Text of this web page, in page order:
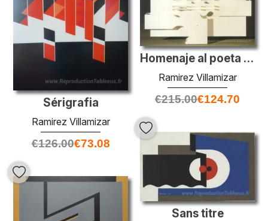
Sérigrafia
Ramirez Villamizar
€126.00€73.08
Homenaje al poeta Jorge Gaitan Duran
Ramirez Villamizar
€215.00€124.70
Sans titre